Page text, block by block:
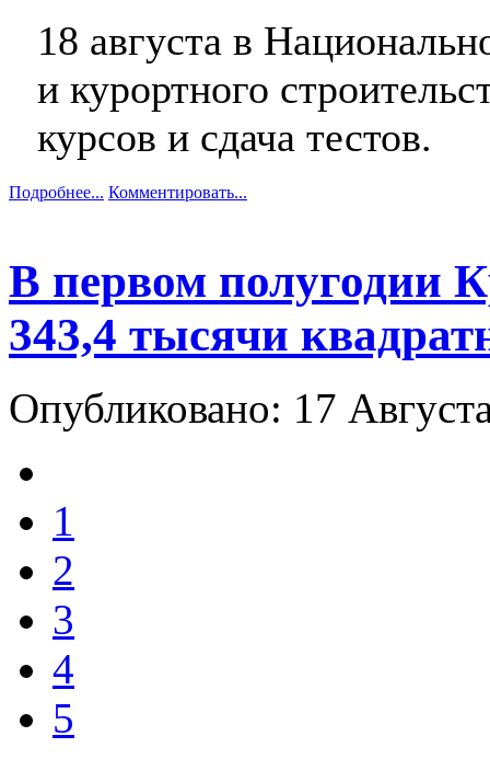
18 августа в
и курортного
курсов и сдача тестов.
Подробнее... Комментировать...
В первом полугодии
343,4 тысячи
Опубликовано: 17
1
2
3
4
5